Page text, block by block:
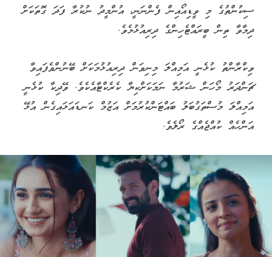
ސިކުންތުގެ މި ވީޑިއޯއިން ފެންނަނީ، އުންމީދު ނުކުރާ ފަދަ ގޮތަކަށް
ދިމާވާ ތިން ބީރައްޓެހިންގެ ދިރިއުޅުމެވެ.
ވިކްރާންތު ކުޅެނީ އަމިއްލަ މިނިވަން ދިރިއުޅުމަކަށް ބޭނުންވެފައިވާ
ޗަންދަރު މޯހަން ޝަރުމާ ނަމަކަށްކިޔާ ކެރެކްޓާއެކެވެ. ވޭދިކާ ކުޅެނީ
އަމިއްލަ މުސްތަގުބަލު ބައްޓަންކުރުމަށް އަޒުމް ކަނޑައަޅައިގެން އުޅޭ
އަންހެއް ކުއްޖެއްގެ ރޯލެވެ.